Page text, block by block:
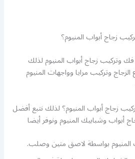
زجاج أبواب المنيوم؟
وتركيب زجاج أبواب المنيوم لذلك
وتركيب مرايا وواجهات المنيوم
زجاج أبواب المنيوم؟ لذلك نتبع أفضل
أبواب وشبابيك المنيوم ونوفر أيضا
المنيوم بواسطة لاصق متين وصلب.